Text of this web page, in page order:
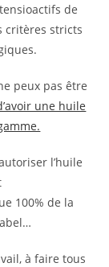
de
critères stricts
peux pas être
une huile
l’huile
100% de la
à faire tous